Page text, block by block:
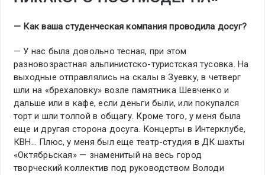
— Как ваша студенческая компания проводила досуг?
— У нас была довольно тесная, при этом
разновозрастная альпинистско-туристская тусовка. На
выходные отправлялись на скалы в Зуевку, в четверг
шли на «брехаловку» возле памятника Шевченко и
дальше или в кафе, если деньги были, или покупался
торт и шли толпой в общагу. Кроме того, у меня была
еще и другая сторона досуга. Концерты в Интерклубе,
КВН… Плюс, у меня был еще театр-студия в ДК шахты
«Октябрьская» — знаменитый на весь город
творческий коллектив под руководством Володи